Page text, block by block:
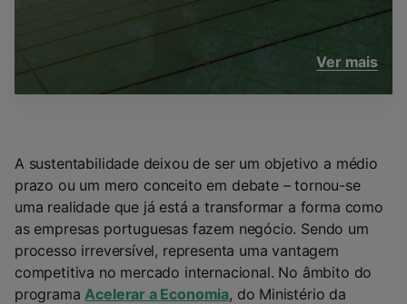
Ver mais
A sustentabilidade deixou de ser um objetivo a médio
prazo ou um mero conceito em debate – tornou-se
uma realidade que já está a transformar a forma como
as empresas portuguesas fazem negócio. Sendo um
processo irreversível, representa uma vantagem
competitiva no mercado internacional. No âmbito do
programaAcelerar a Economia, do Ministério da